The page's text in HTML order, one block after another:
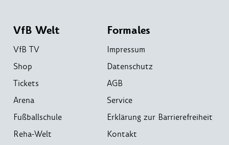
VfB Welt
VfB TV
Shop
Tickets
Arena
Fußballschule
Reha-Welt
Formales
Impressum
Datenschutz
AGB
Service
Erklärung zur Barrierefreiheit
Kontakt